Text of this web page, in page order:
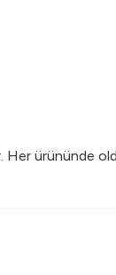
ürününde